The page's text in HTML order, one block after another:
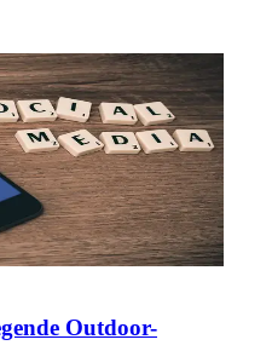
Outdoor-